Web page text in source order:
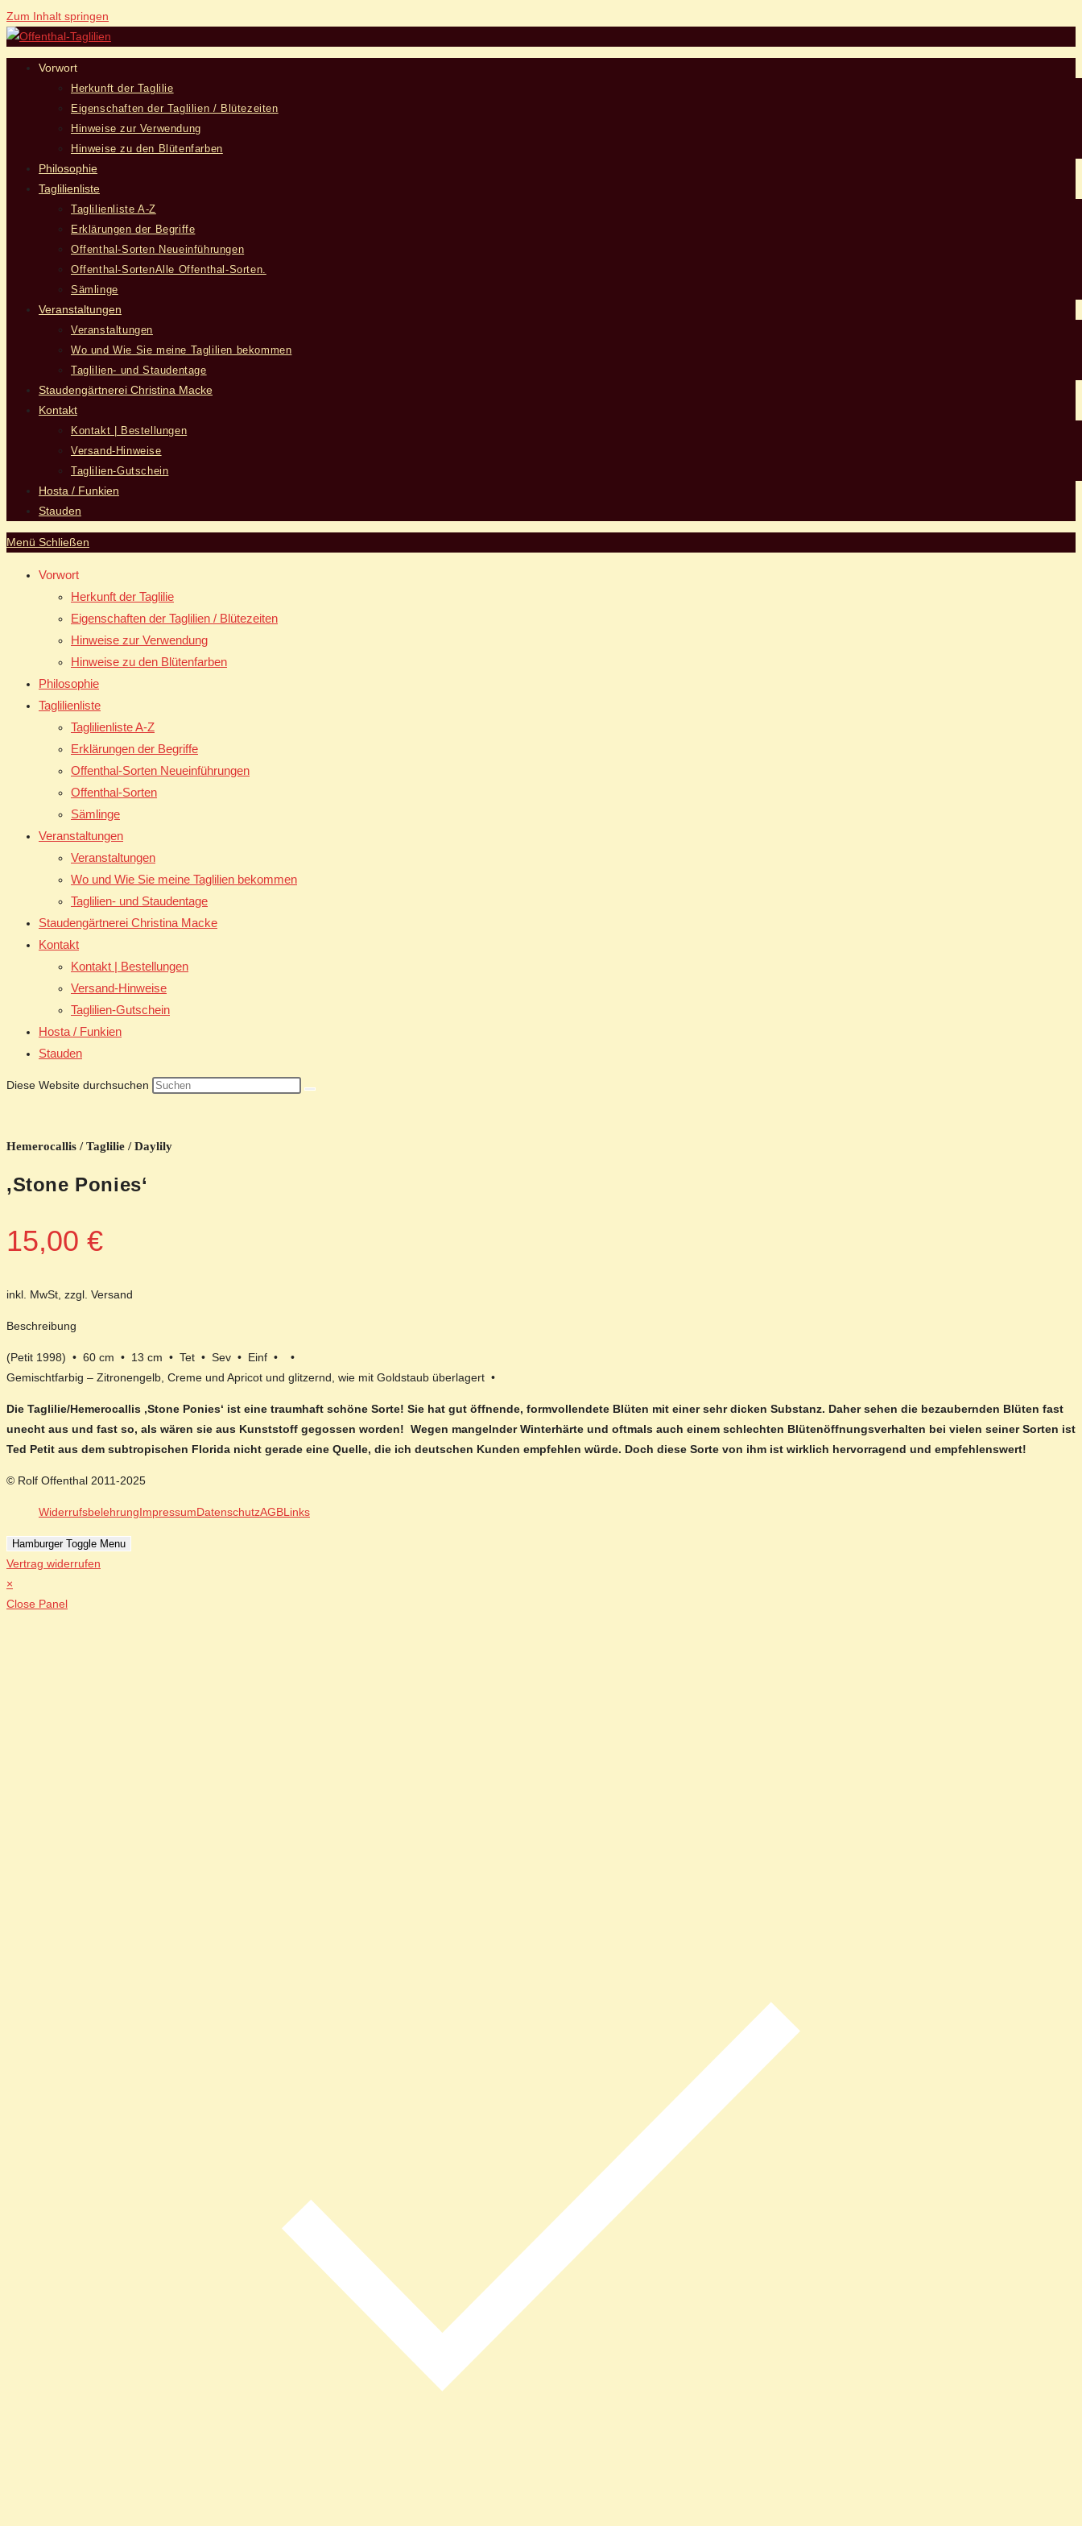
Zum Inhalt springen
Vorwort
Herkunft der Taglilie
Eigenschaften der Taglilien / Blütezeiten
Hinweise zur Verwendung
Hinweise zu den Blütenfarben
Philosophie
Taglilienliste
Taglilienliste A-Z
Erklärungen der Begriffe
Offenthal-Sorten Neueinführungen
Offenthal-SortenAlle Offenthal-Sorten.
Sämlinge
Veranstaltungen
Veranstaltungen
Wo und Wie Sie meine Taglilien bekommen
Taglilien- und Staudentage
Staudengärtnerei Christina Macke
Kontakt
Kontakt | Bestellungen
Versand-Hinweise
Taglilien-Gutschein
Hosta / Funkien
Stauden
Menü Schließen
Vorwort
Herkunft der Taglilie
Eigenschaften der Taglilien / Blütezeiten
Hinweise zur Verwendung
Hinweise zu den Blütenfarben
Philosophie
Taglilienliste
Taglilienliste A-Z
Erklärungen der Begriffe
Offenthal-Sorten Neueinführungen
Offenthal-Sorten
Sämlinge
Veranstaltungen
Veranstaltungen
Wo und Wie Sie meine Taglilien bekommen
Taglilien- und Staudentage
Staudengärtnerei Christina Macke
Kontakt
Kontakt | Bestellungen
Versand-Hinweise
Taglilien-Gutschein
Hosta / Funkien
Stauden
Diese Website durchsuchen
Hemerocallis / Taglilie / Daylily
‚Stone Ponies‘
15,00 €
inkl. MwSt, zzgl. Versand
Beschreibung
(Petit 1998) • 60 cm • 13 cm • Tet • Sev • Einf • •
Gemischtfarbig – Zitronengelb, Creme und Apricot und glitzernd, wie mit Goldstaub überlagert •
Die Taglilie/Hemerocallis ‚Stone Ponies‘ ist eine traumhaft schöne Sorte! Sie hat gut öffnende, formvollendete Blüten mit einer sehr dicken Substanz. Daher sehen die bezaubernden Blüten fast
unecht aus und fast so, als wären sie aus Kunststoff gegossen worden! Wegen mangelnder Winterhärte und oftmals auch einem schlechten Blütenöffnungsverhalten bei vielen seiner Sorten ist
Ted Petit aus dem subtropischen Florida nicht gerade eine Quelle, die ich deutschen Kunden empfehlen würde. Doch diese Sorte von ihm ist wirklich hervorragend und empfehlenswert!
© Rolf Offenthal 2011-2025
WiderrufsbelehrungImpressumDatenschutzAGBLinks
Hamburger Toggle Menu
Vertrag widerrufen
×
Close Panel